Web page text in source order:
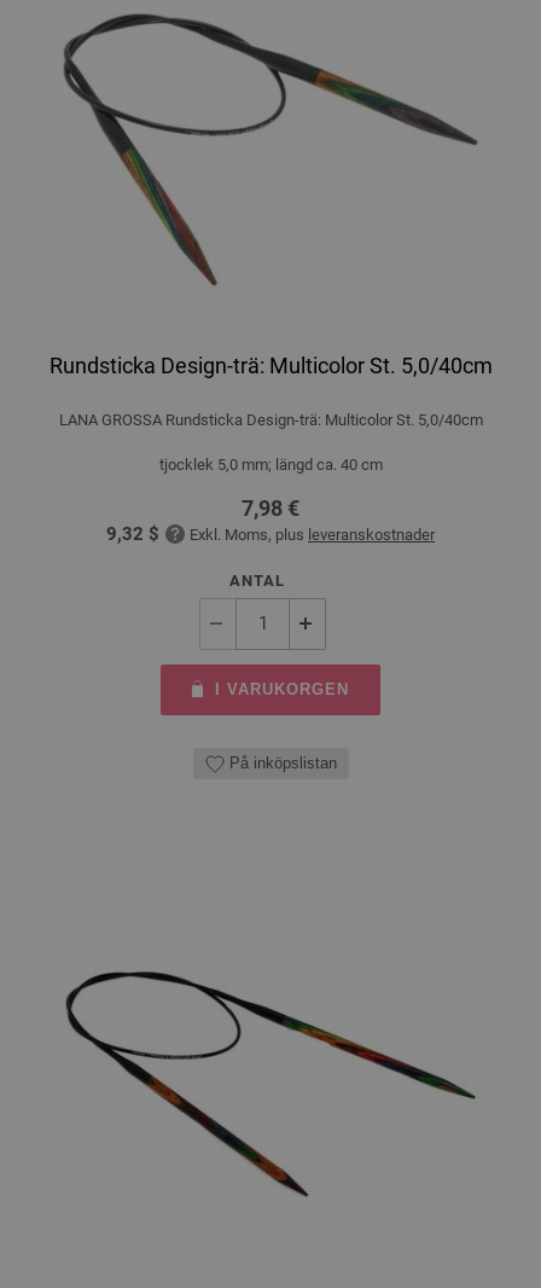
Rundsticka Design-trä: Multicolor St. 5,0/40cm
LANA GROSSA Rundsticka Design-trä: Multicolor St. 5,0/40cm
tjocklek 5,0 mm; längd ca. 40 cm
7,98 €
9,32 $ Exkl. Moms, plus leveranskostnader
ANTAL
I VARUKORGEN
På inköpslistan